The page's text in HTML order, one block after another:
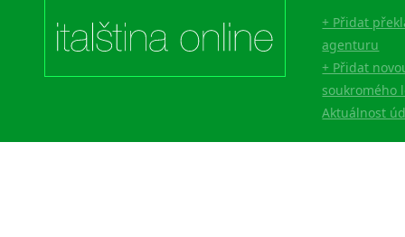
+ Přidat
agenturu
+ Přidat
soukromého
Aktuálnost